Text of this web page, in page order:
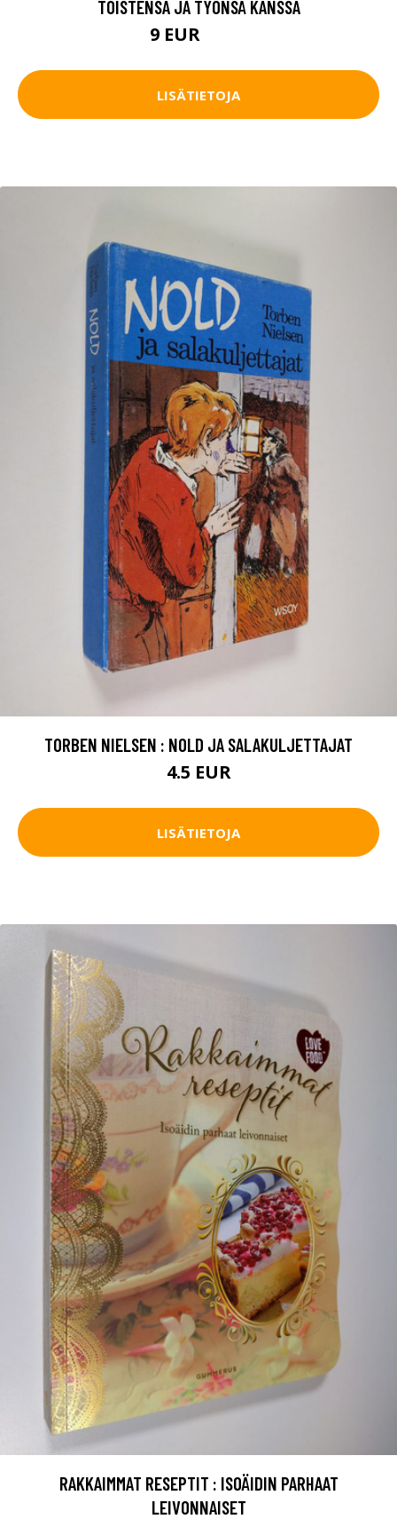
TOISTENSA JA TYÖNSÄ KANSSA
9 EUR
LISÄTIETOJA
TORBEN NIELSEN : NOLD JA SALAKULJETTAJAT
4.5 EUR
LISÄTIETOJA
RAKKAIMMAT RESEPTIT : ISOÄIDIN PARHAAT
LEIVONNAISET